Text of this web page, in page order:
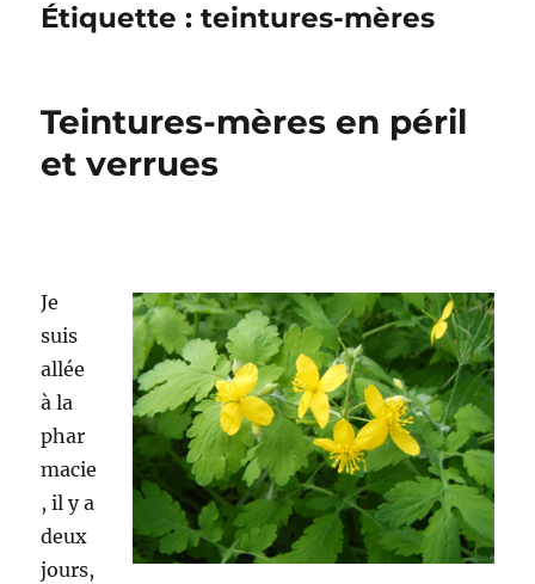
Étiquette :teintures-mères
Teintures-mères en péril
et verrues
Je
suis
allée
à la
phar
macie
, il y a
deux
jours,